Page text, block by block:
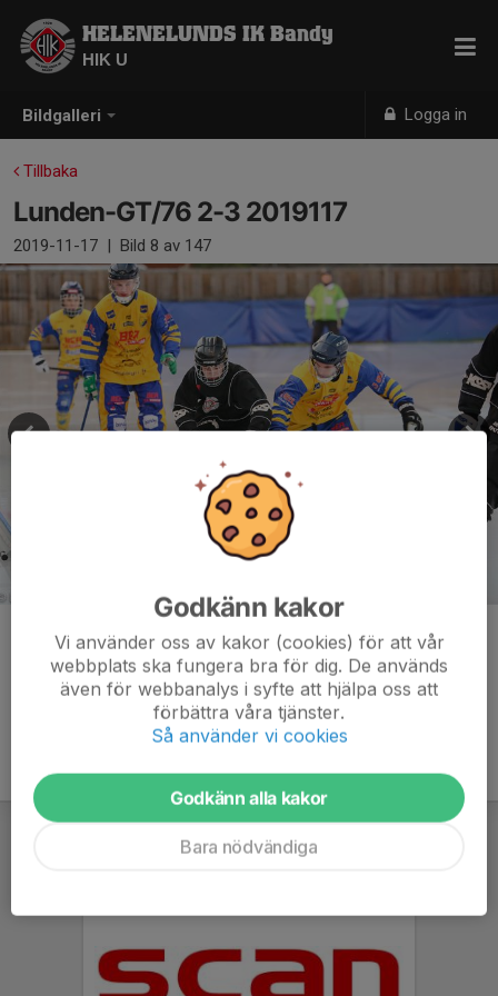
Bildgalleri Logga in
HELENELUNDS IK Bandy
HIK U
Tillbaka
Lunden-GT/76 2-3 2019117
2019-11-17 | Bild 8 av 147
Kommentarer
Godkänn kakor
Vi använder oss av kakor (cookies) för att vår
webbplats ska fungera bra för dig. De används
även för webbanalys i syfte att hjälpa oss att
förbättra våra tjänster.
Så använder vi cookies
Godkänn alla kakor
Bara nödvändiga